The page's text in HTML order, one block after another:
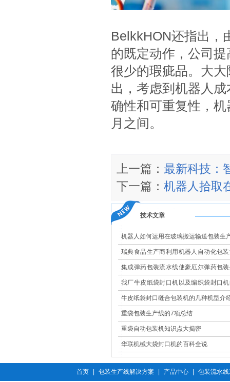
BelkkHON还指出，
的既定动作，公司
很少的瑕疵品。大
出，考虑到机器人
确性和可重复性，
月之间。
上一篇： 最新科技：
下一篇： 机器人拾取
技术文章
机器人如何运用在玻璃搬运输送包装生
瑞典食品生产商利用机器人自动化包
现高效改造
集成弹药包装流水线使豪厄尔弹药包
更安全
我厂牛皮纸袋封口机以及编织袋封口
果大展示
牛皮纸袋封口缝合包装机的几种机型介
重袋包装生产线的7项总结
重袋自动包装机知识点大揭密
华联机械大袋封口机的百科全说
首页 包装生产线解决方案 产品中心 包装流水